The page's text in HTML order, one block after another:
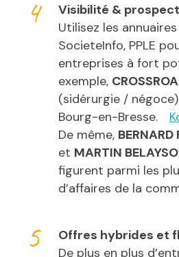
Visibilité &
Utilisez les
SocieteInfo, PPLE
entreprises à fort
exemple,
(sidérurgie /
Bourg-en-Bresse.
De même,
et MARTIN
figurent parmi les
d’affaires de la
Offres hybrides et
De plus en plus